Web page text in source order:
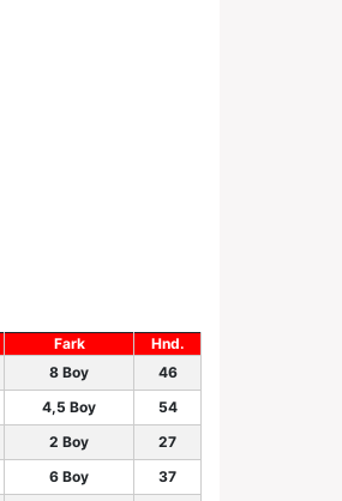
Fark
Hnd.
8 Boy
46
4,5 Boy
54
2 Boy
27
6 Boy
37